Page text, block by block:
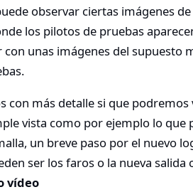
observar ciertas imágenes
los pilotos de pruebas
con unas imágenes del supuesto
con más detalle si que
vista como por ejemplo lo que
un breve paso por el nuevo
ser los faros o la nueva
vídeo